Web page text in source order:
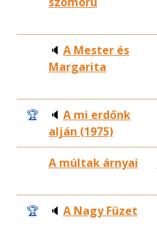
🔈 A Mester és
Margarita
🏆 🔈 A mi erdőnk
alján (1975)
A múltak árnyai
🏆 🔈 A Nagy Füzet